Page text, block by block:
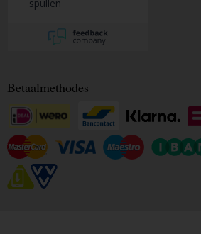
spullen
Betaalmethodes